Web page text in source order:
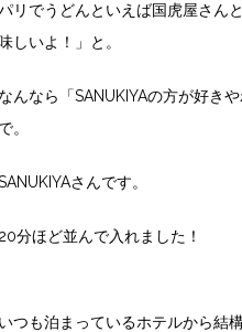
リでうどんといえば国虎屋さん
しいよ！」と。
なんなら「SANUKIYAの方が好き
で。
さんです。
20分ほど並んで入れました！
いつも泊まっているホテルから結